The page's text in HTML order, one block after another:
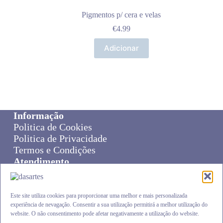
Este site utiliza cookies para proporcionar uma melhor e mais personalizada
experiência de nevagação. Consentir a sua utilização permitirá a melhor utilização do
website. O não consentimento pode afetar negativamente a utilização do website.
Pigmentos p/ cera e velas
€4.99
Adicionar
Informação
Politica de Cookies
Politica de Privacidade
Termos e Condições
Atendimento
Sobre Nós
Online Disput Resolution
Cliente
Carrinho